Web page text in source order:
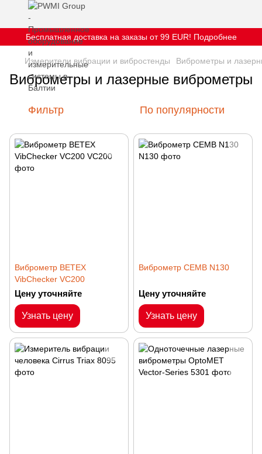
Бесплатная доставка на заказы от 99 EUR! Подробнее
Измерители вибрации и вибростенды Виброметры и
Виброметры и лазерные виброметры
Фильтр По популярности
Виброметр BETEX
VibChecker VC200
Цену уточняйте
Узнать цену
Виброметр CEMB N130
Цену уточняйте
Узнать цену